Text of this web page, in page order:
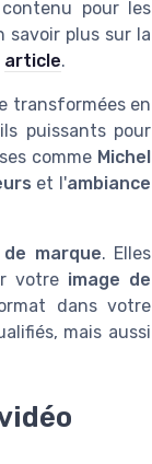
pour les
savoir plus sur la
article.
transformées en
puissants pour
comme Michel
et l'ambiance
marque. Elles
votre image de
dans votre
mais aussi